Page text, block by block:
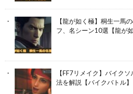
【龍が如く極】桐生一馬
フ、名シーン10選【龍が如
【FF7リメイク】バイク
法を解説【バイクバトル】